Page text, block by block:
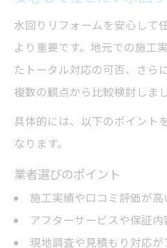
水回りリフォームを安心して
より重要です。地元での施工
たトータル対応の可否、さら
複数の観点から比較検討しまし
具体的には、以下のポイント
なります。
業者選びのポイント
施工実績や口コミ評価が高
アフターサービスや保証
現地調査や見積もり対応が